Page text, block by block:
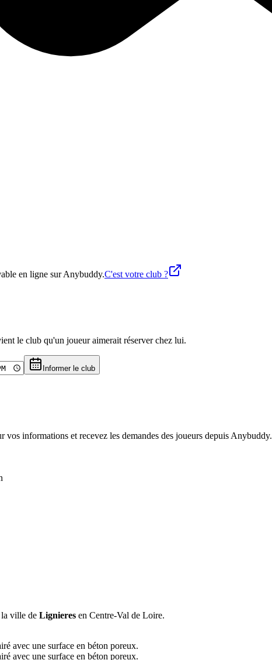
en ligne sur Anybuddy.C'est votre club ?
le club qu'un joueur aimerait réserver chez lui.
Informer le club
vos informations et recevez les demandes des joueurs depuis Anybuddy.
la ville de Lignieres en Centre-Val de Loire.
avec une surface en béton poreux.
avec une surface en béton poreux.